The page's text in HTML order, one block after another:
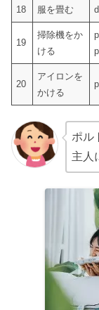
18 服を畳む
19
掃除機をか
ける
20
アイロンを
かける
ポル
主人